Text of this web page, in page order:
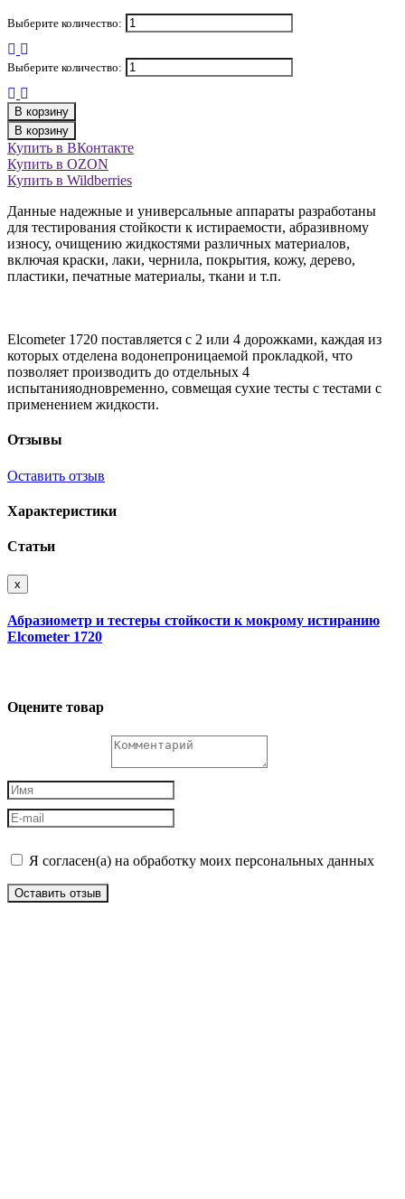
Выберите количество:
Выберите количество:
В корзину
В корзину
Купить в ВКонтакте
Купить в OZON
Купить в Wildberries
Данные надежные и универсальные аппараты разработаны
для тестирования стойкости к истираемости, абразивному
износу, очищению жидкостями различных материалов,
включая краски, лаки, чернила, покрытия, кожу, дерево,
пластики, печатные материалы, ткани и т.п.
Elcometer 1720 поставляется с 2 или 4 дорожками, каждая из
которых отделена водонепроницаемой прокладкой, что
позволяет производить до отдельных 4
испытанияодновременно, совмещая сухие тесты с тестами с
применением жидкости.
Отзывы
Оставить отзыв
Характеристики
Статьи
x
Абразиометр и тестеры стойкости к мокрому истиранию
Elcometer 1720
Оцените товар
Я согласен(а) на обработку моих персональных данных
Оставить отзыв